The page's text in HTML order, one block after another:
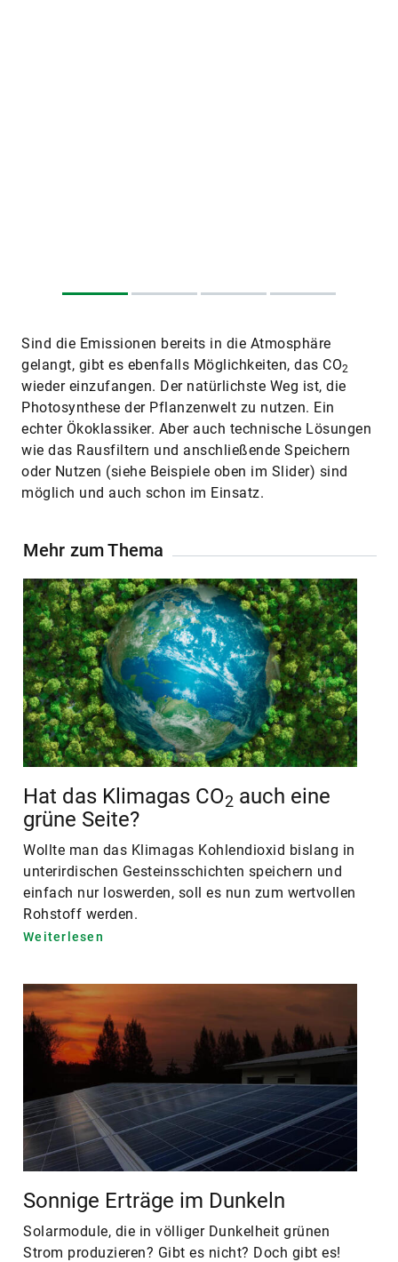
Sind die Emissionen bereits in die Atmosphäre
gelangt, gibt es ebenfalls Möglichkeiten, das CO2
wieder einzufangen. Der natürlichste Weg ist, die
Photosynthese der Pflanzenwelt zu nutzen. Ein
echter Ökoklassiker. Aber auch technische Lösungen
wie das Rausfiltern und anschließende Speichern
oder Nutzen (siehe Beispiele oben im Slider) sind
möglich und auch schon im Einsatz.
Mehr zum Thema
Hat das Klimagas CO2 auch eine
grüne Seite?
Wollte man das Klimagas Kohlendioxid bislang in
unterirdischen Gesteinsschichten speichern und
einfach nur loswerden, soll es nun zum wertvollen
Rohstoff werden.
Weiterlesen
Sonnige Erträge im Dunkeln
Solarmodule, die in völliger Dunkelheit grünen
Strom produzieren? Gibt es nicht? Doch gibt es!